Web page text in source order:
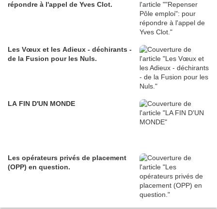
répondre à l'appel de Yves Clot.
Les Vœux et les Adieux - déchirants -
de la Fusion pour les Nuls.
LA FIN D'UN MONDE
Les opérateurs privés de placement
(OPP) en question.